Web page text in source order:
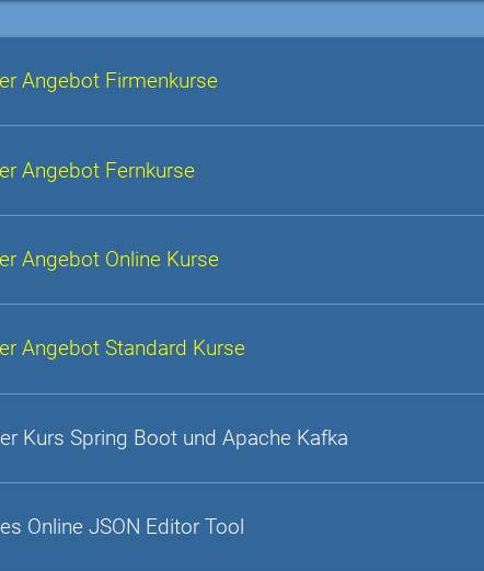
Angebot Firmenkurse
Angebot Fernkurse
Angebot Online Kurse
Angebot Standard Kurse
Kurs Spring Boot und Apache Kafka
Online JSON Editor Tool